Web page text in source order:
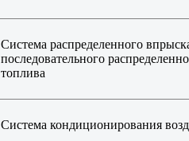
Система распределенного
последовательного
топлива
Система кондиционирования